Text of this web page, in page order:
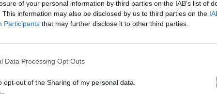
of your personal information by third parties on the IAB’s list of
This information may also be disclosed by us to third parties on the
Participants that may further disclose it to other third parties.
Data Processing Opt Outs
opt-out of the Sharing of my personal data.
λογοτεχνίας θα υποδυθεί ηΛένα
οΓιάννης Τσορτέκης.